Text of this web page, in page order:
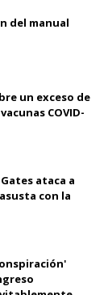
del manual
un exceso de
COVID-
ataca a
con la